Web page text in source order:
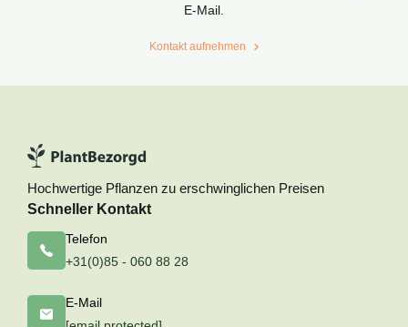
E-Mail.
Kontakt aufnehmen
Hochwertige Pflanzen zu erschwinglichen Preisen
Schneller Kontakt
Telefon
+31(0)85 - 060 88 28
E-Mail